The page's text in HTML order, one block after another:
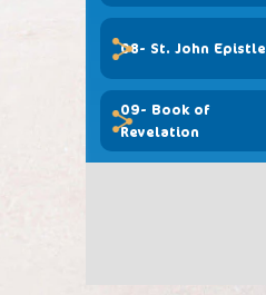
08- St. John Epistle
09- Book of
Revelation